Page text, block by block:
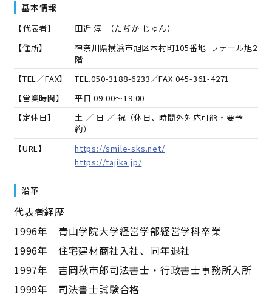
基本情報
【代表者】 田近 淳 （たぢか じゅん）
【住所】
神奈川県横浜市旭区本村町105番地 ラテール旭2
階
【TEL／FAX】
TEL.050-3188-6233／FAX.045-361-4271
【営業時間】
平日 09:00～19:00
【定休日】
土 ／ 日 ／ 祝（休日、時間外対応可能・要予
約）
【URL】
https://smile-sks.net/
https://tajika.jp/
沿革
代表者経歴
1996年 青山学院大学経営学部経営学科卒業
1996年 住宅建材商社入社、同年退社
1997年 吉岡秋市郎司法書士・行政書士事務所入所
1999年 司法書士試験合格